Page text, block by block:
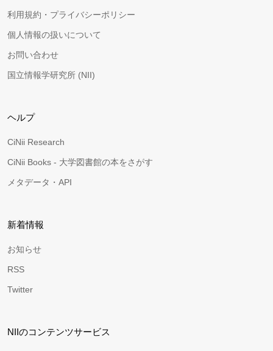
利用規約・プライバシーポリシー
個人情報の扱いについて
お問い合わせ
国立情報学研究所 (NII)
ヘルプ
CiNii Research
CiNii Books - 大学図書館の本をさがす
メタデータ・API
新着情報
お知らせ
RSS
Twitter
NIIのコンテンツサービス